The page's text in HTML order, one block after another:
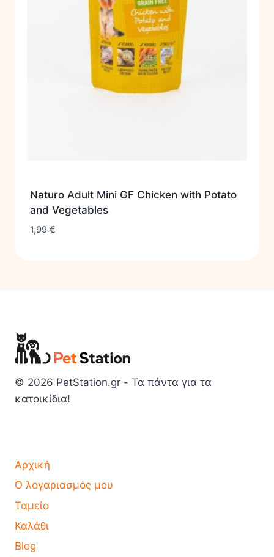
Naturo Adult Mini GF Chicken with Potato
and Vegetables
1,99 €
© 2026 PetStation.gr - Τα πάντα για τα
κατοικίδια!
Αρχική
Ο λογαριασμός μου
Ταμείο
Καλάθι
Blog